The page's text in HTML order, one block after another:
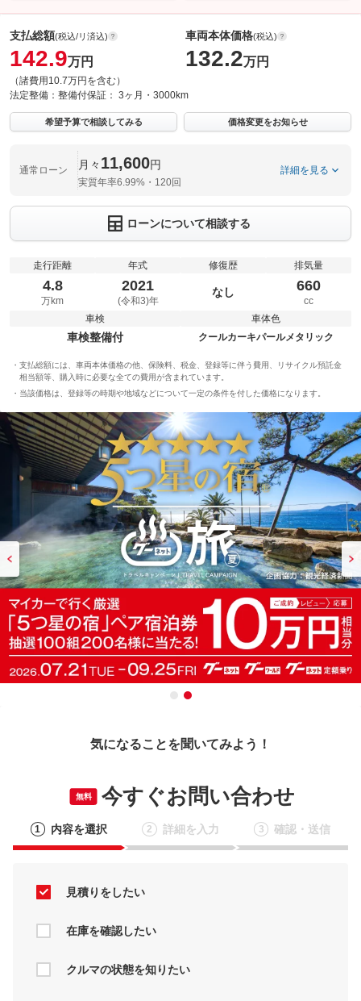
支払総額(税込/リ済込)
142.9万円
（諸費用10.7万円を含む）
車両本体価格(税込)
132.2万円
法定整備： 整備付保証： 3ヶ月・3000km
希望予算で相談してみる 価格変更をお知らせ
通常ローン 月々 11,600円
実質年率6.99%・120回
詳細を見る
ローンについて相談する
走行距離
4.8
万km
年式
2021
(令和3)年
修復歴
なし
排気量
660
cc
車検
車検整備付
車体色
クールカーキパールメタリック
支払総額には、車両本体価格の他、保険料、税金、登録等に伴う費用、リサイクル預託金
相当額等、購入時に必要な全ての費用が含まれています。
当該価格は、登録等の時期や地域などについて一定の条件を付した価格になります。
気になることを聞いてみよう！
無料 今すぐお問い合わせ
1 内容を選択 2 詳細を入力 3 確認・送信
見積りをしたい
在庫を確認したい
クルマの状態を知りたい